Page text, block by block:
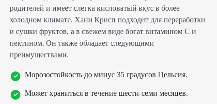
родителей и имеет слегка кисловатый вкус в более
холодном климате. Хани Крисп подходит для переработки
и сушки фруктов, а в свежем виде богат витамином С и
пектином. Он также обладает следующими
преимуществами.
Морозостойкость до минус 35 градусов Цельсия.
Может храниться в течение шести-семи месяцев.